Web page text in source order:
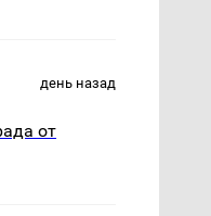
день назад
от